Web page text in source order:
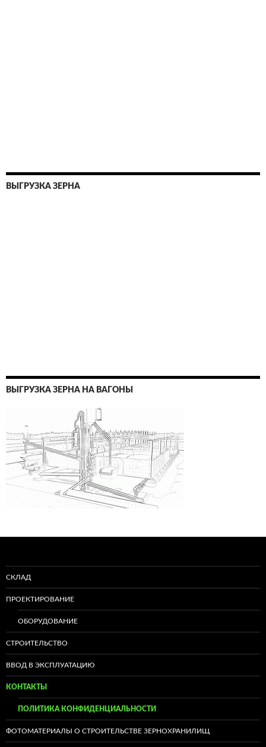
ВЫГРУЗКА ЗЕРНА
ВЫГРУЗКА ЗЕРНА НА ВАГОНЫ
СКЛАД
ПРОЕКТИРОВАНИЕ
ОБОРУДОВАНИЕ
СТРОИТЕЛЬСТВО
ВВОД В ЭКСПЛУАТАЦИЮ
КОНТАКТЫ
ПОЛИТИКА КОНФИДЕНЦИАЛЬНОСТИ
ФОТОМАТЕРИАЛЫ О СТРОИТЕЛЬСТВЕ ЗЕРНОХРАНИЛИЩ